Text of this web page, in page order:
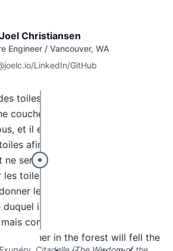
Joel Christiansen
Engineer / Vancouver, WA
/LinkedIn/GitHub
toiles, l'autre dans la forêt par
couchera l'arbre. L'autre, encore,
et il en sera quelque part qui
afin d'apprendre à gouverner.
seront qu'un. Créer le navire ce
toiles, forger les clous, lire les
le goût de la mer qui est un,
il n'est plus rien qui soit
communauté dans l'amour.
another in the forest will fell the